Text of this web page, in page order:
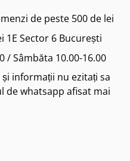
de peste 500 de lei
1E Sector 6 București
/ Sâmbăta 10.00-16.00
informații nu ezitați sa
de whatsapp afisat mai